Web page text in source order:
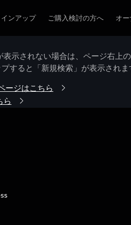
インアップ ご購入検討の方へ オ
示されない場合は、ページ右上
すると「新規検索」が表示されま
ージはこちら
ら